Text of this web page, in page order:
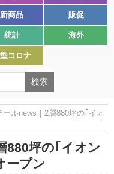
新商品 販促
統計 海外
コロナ
ルnews｜2層880坪の｢イオ
880坪の｢イオン
ープン